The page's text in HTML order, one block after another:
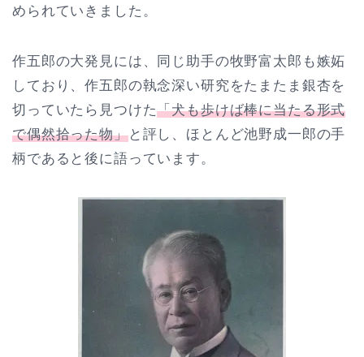
められていきました。
作五郎の大発見には、同じ助手の牧野富太郎も嫉妬
しており、作五郎の執念深い研究をたまたま銀杏を
切っていたら見つけた「犬も歩けば棒に当たる形式
で偶然拾った物」と評し、ほとんど池野成一郎の手
柄であると後に語っています。